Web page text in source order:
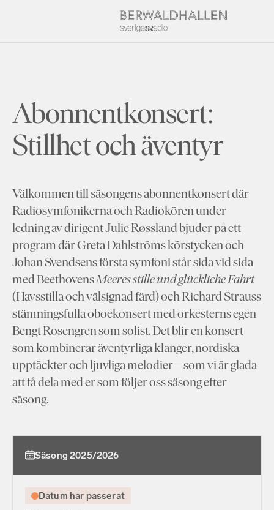
Abonnentkonsert:
Stillhet och äventyr
Välkommen till säsongens abonnentkonsert där
Radiosymfonikerna och Radiokören under
ledning av dirigent Julie Røssland bjuder på ett
program där Greta Dahlströms körstycken och
Johan Svendsens första symfoni står sida vid sida
med BeethovensMeeres stille und glückliche Fahrt
(Havsstilla och välsignad färd) och Richard Strauss
stämningsfulla oboekonsert med orkesterns egen
Bengt Rosengren som solist. Det blir en konsert
som kombinerar äventyrliga klanger, nordiska
upptäckter och ljuvliga melodier – som vi är glada
att få dela med er som följer oss säsong efter
säsong.
Säsong 2025/2026
Datum har passerat